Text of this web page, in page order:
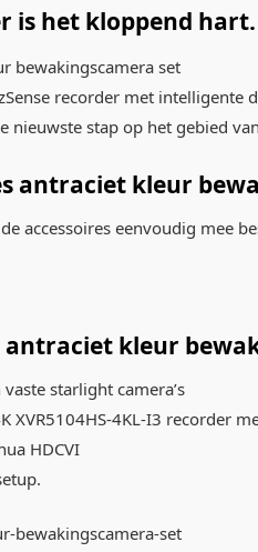
is het kloppend hart.
recorder met intelligente
nieuwste stap op het gebied
antraciet kleur
accessoires eenvoudig mee
antraciet kleur
vaste starlight camera’s
XVR5104HS-4KL-I3 recorder
HDCVI